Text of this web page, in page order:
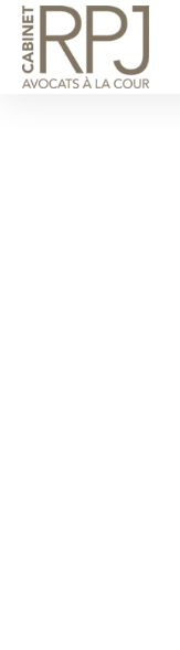
principal